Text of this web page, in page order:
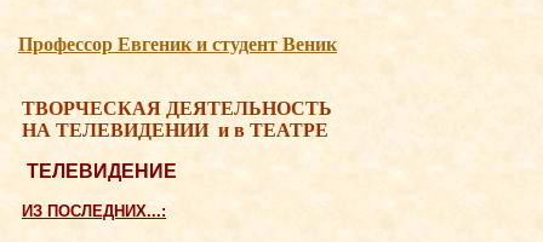
Професcор Евгеник и студент Веник
ТВОРЧЕСКАЯ ДЕЯТЕЛЬНОСТЬ
НА ТЕЛЕВИДЕНИИ и в ТЕАТРЕ
ТЕЛЕВИДЕНИЕ
ИЗ ПОСЛЕДНИХ...: